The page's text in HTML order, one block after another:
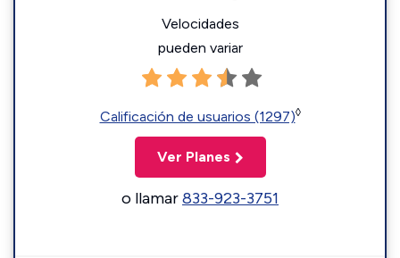
Velocidades
pueden variar
Calificación de usuarios (1297)◊
Ver Planes
o llamar833-923-3751